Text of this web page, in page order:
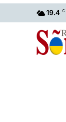
19.4 C